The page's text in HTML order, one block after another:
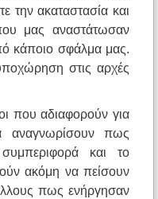
ακαταστασία και
μας αναστάτωσαν
κάποιο σφάλμα μας.
στις αρχές
που αδιαφορούν για
αναγνωρίσουν πως
και το
ακόμη να πείσουν
πως ενήργησαν